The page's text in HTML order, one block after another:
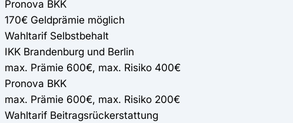
Pronova BKK
170€ Geldprämie möglich
Wahltarif Selbstbehalt
IKK Brandenburg und Berlin
max. Prämie 600€, max. Risiko 400€
Pronova BKK
max. Prämie 600€, max. Risiko 200€
Wahltarif Beitragsrückerstattung